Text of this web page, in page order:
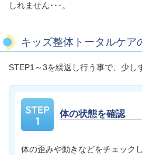
しれません･･･。
キッズ整体トータルケア
STEP1～3を繰返し行う事で、少し
体の状態を確認
体の歪みや動きなどをチェックし